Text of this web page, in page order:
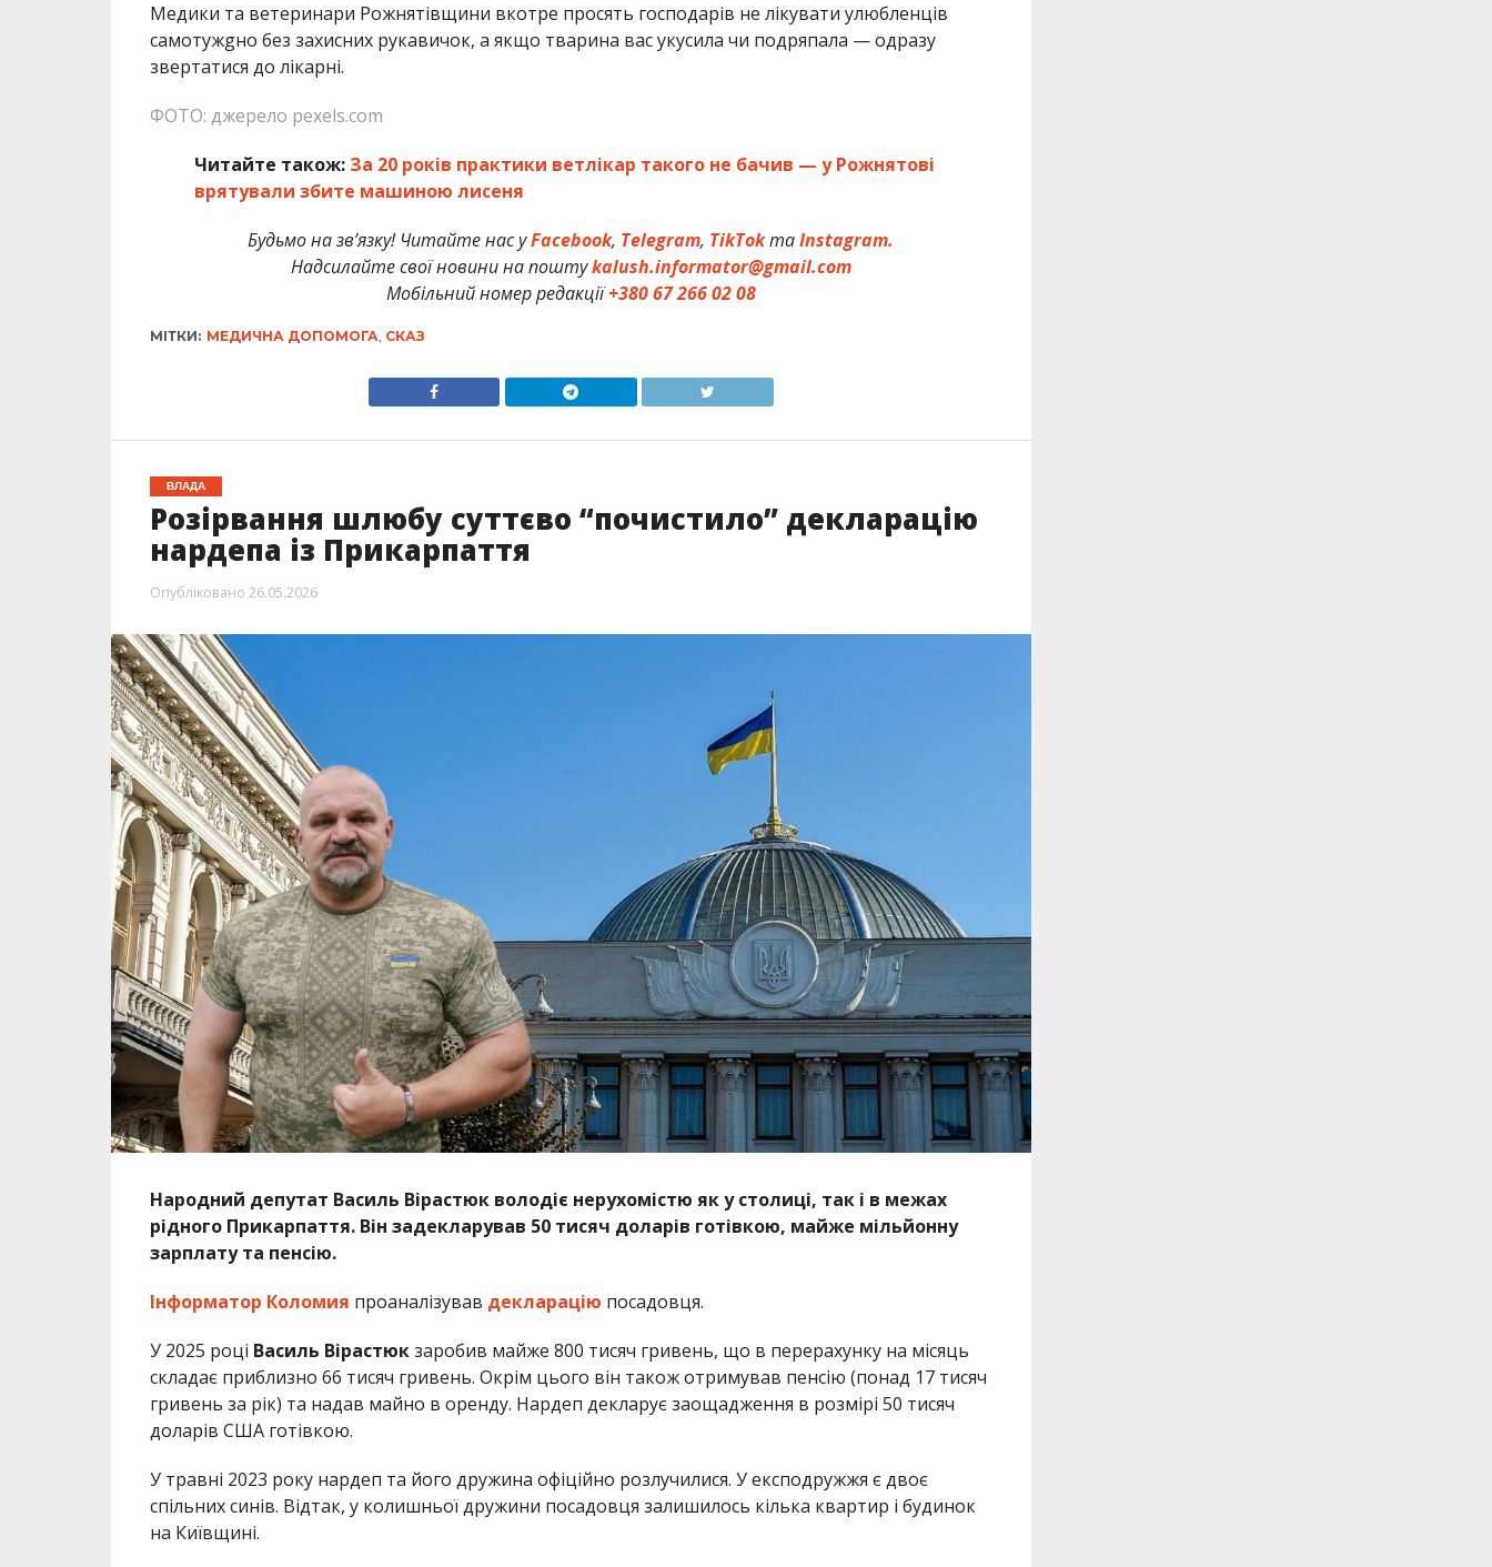
Медики та ветеринари Рожнятівщини вкотре просять господарів не лікувати улюбленців
самотужgно без захисних рукавичок, а якщо тварина вас укусила чи подряпала — одразу
звертатися до лікарні.
ФОТО: джерело pexels.com
Читайте також: За 20 років практики ветлікар такого не бачив — у Рожнятові
врятували збите машиною лисеня
Будьмо на зв’язку! Читайте нас уFacebook, Telegram, TikTokтаInstagram.
Надсилайте свої новини на поштуkalush.informator@gmail.com
Мобільний номер редакції+380 67 266 02 08
МІТКИ: МЕДИЧНА ДОПОМОГА, СКАЗ
ВЛАДА
Розірвання шлюбу суттєво “почистило” декларацію
нардепа із Прикарпаття
Опубліковано 26.05.2026
Народний депутат Василь Вірастюк володіє нерухомістю як у столиці, так і в межах
рідного Прикарпаття. Він задекларував 50 тисяч доларів готівкою, майже мільйонну
зарплату та пенсію.
Інформатор Коломия проаналізував декларацію посадовця.
У 2025 році Василь Вірастюкзаробив майже 800 тисяч гривень, що в перерахунку на місяць
складає приблизно 66 тисяч гривень. Окрім цього він також отримував пенсію (понад 17 тисяч
гривень за рік) та надав майно в оренду. Нардеп декларує заощадження в розмірі 50 тисяч
доларів США готівкою.
У травні 2023 року нардеп та його дружина офіційно розлучилися. У експодружжя є двоє
спільних синів. Відтак, у колишньої дружини посадовця залишилось кілька квартир і будинок
на Київщині.